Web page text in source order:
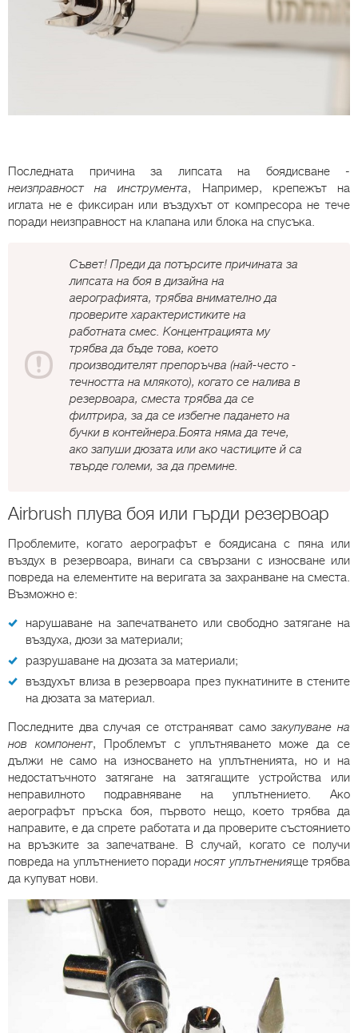
Последната причина за липсата на боядисване -
неизправност на инструмента, Например, крепежът на
иглата не е фиксиран или въздухът от компресора не тече
поради неизправност на клапана или блока на спусъка.
Съвет! Преди да потърсите причината за
липсата на боя в дизайна на
аерографията, трябва внимателно да
проверите характеристиките на
работната смес. Концентрацията му
трябва да бъде това, което
производителят препоръчва (най-често -
течността на млякото), когато се налива в
резервоара, сместа трябва да се
филтрира, за да се избегне падането на
бучки в контейнера.Боята няма да тече,
ако запуши дюзата или ако частиците й са
твърде големи, за да премине.
Airbrush плува боя или гърди резервоар
Проблемите, когато аерографът е боядисана с пяна или
въздух в резервоара, винаги са свързани с износване или
повреда на елементите на веригата за захранване на сместа.
Възможно е:
нарушаване на запечатването или свободно затягане на
въздуха, дюзи за материали;
разрушаване на дюзата за материали;
въздухът влиза в резервоара през пукнатините в стените
на дюзата за материал.
Последните два случая се отстраняват самозакупуване на
нов компонент, Проблемът с уплътняването може да се
дължи не само на износването на уплътненията, но и на
недостатъчното затягане на затягащите устройства или
неправилното подравняване на уплътнението. Ако
аерографът пръска боя, първото нещо, което трябва да
направите, е да спрете работата и да проверите състоянието
на връзките за запечатване. В случай, когато се получи
повреда на уплътнението порадиносят уплътненияще трябва
да купуват нови.